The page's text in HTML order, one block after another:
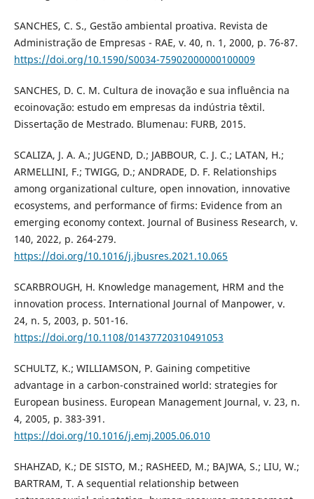
SANCHES, C. S., Gestão ambiental proativa. Revista de
Administração de Empresas - RAE, v. 40, n. 1, 2000, p. 76-87.
https://doi.org/10.1590/S0034-75902000000100009
SANCHES, D. C. M. Cultura de inovação e sua influência na
ecoinovação: estudo em empresas da indústria têxtil.
Dissertação de Mestrado. Blumenau: FURB, 2015.
SCALIZA, J. A. A.; JUGEND, D.; JABBOUR, C. J. C.; LATAN, H.;
ARMELLINI, F.; TWIGG, D.; ANDRADE, D. F. Relationships
among organizational culture, open innovation, innovative
ecosystems, and performance of firms: Evidence from an
emerging economy context. Journal of Business Research, v.
140, 2022, p. 264-279.
https://doi.org/10.1016/j.jbusres.2021.10.065
SCARBROUGH, H. Knowledge management, HRM and the
innovation process. International Journal of Manpower, v.
24, n. 5, 2003, p. 501-16.
https://doi.org/10.1108/01437720310491053
SCHULTZ, K.; WILLIAMSON, P. Gaining competitive
advantage in a carbon-constrained world: strategies for
European business. European Management Journal, v. 23, n.
4, 2005, p. 383-391.
https://doi.org/10.1016/j.emj.2005.06.010
SHAHZAD, K.; DE SISTO, M.; RASHEED, M.; BAJWA, S.; LIU, W.;
BARTRAM, T. A sequential relationship between